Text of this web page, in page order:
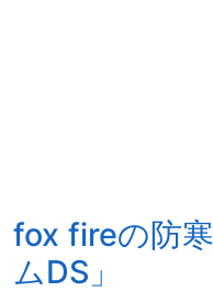
fox fireの防
ムDS」